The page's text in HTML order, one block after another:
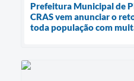
Prefeitura Municipal de
CRAS vem anunciar o
toda população com